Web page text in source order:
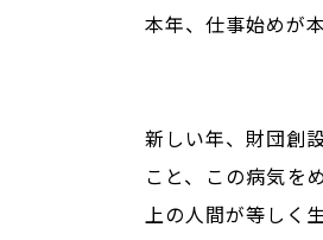
本年、仕事始めが
新しい年、財団創
こと、この病気を
上の人間が等しく